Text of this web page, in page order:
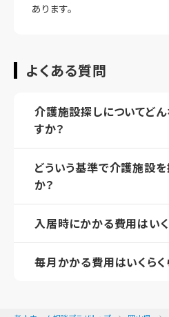
あります。
よくある質問
介護施設探しについてど
すか？
どういう基準で介護施設
か？
入居時にかかる費用はいく
毎月かかる費用はいくらく